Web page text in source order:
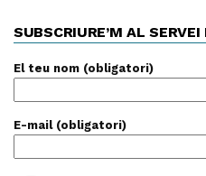
SUBSCRIURE’M AL
El teu nom (obligatori)
E-mail (obligatori)